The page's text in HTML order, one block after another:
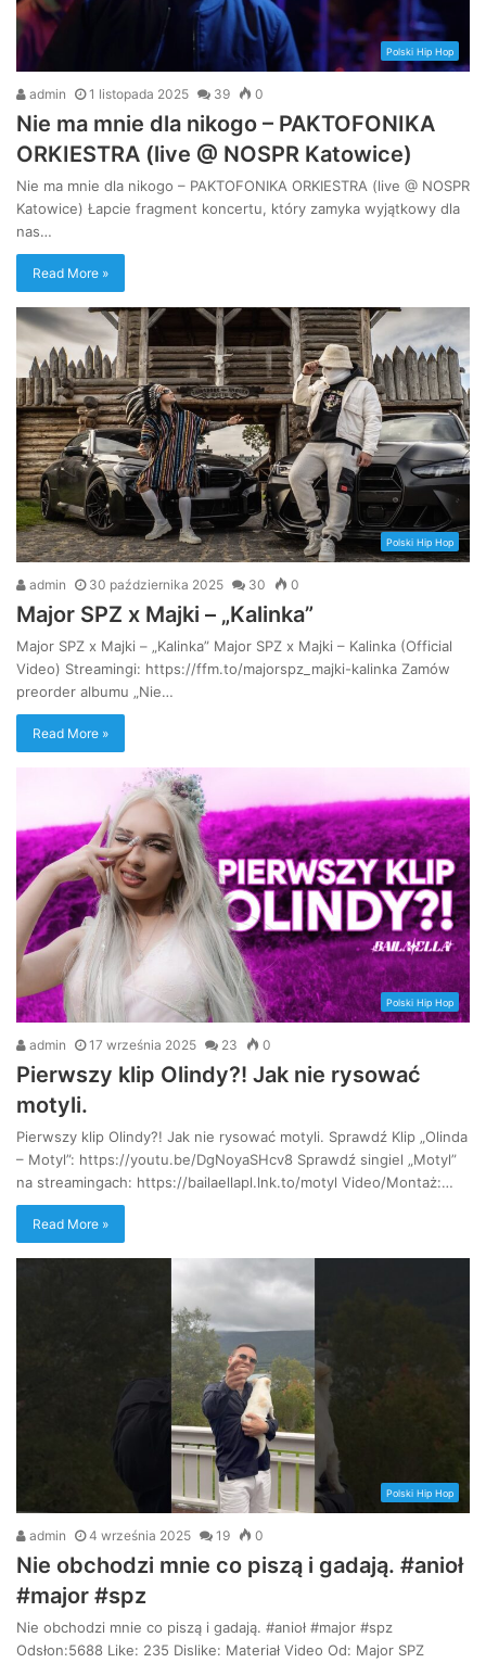
Polski Hip Hop
admin 1 listopada 2025 39 0
Nie ma mnie dla nikogo – PAKTOFONIKA
ORKIESTRA (live @ NOSPR Katowice)
Nie ma mnie dla nikogo – PAKTOFONIKA ORKIESTRA (live @ NOSPR
Katowice) Łapcie fragment koncertu, który zamyka wyjątkowy dla
nas…
Read More »
Polski Hip Hop
admin 30 października 2025 30 0
Major SPZ x Majki – „Kalinka”
Major SPZ x Majki – „Kalinka” Major SPZ x Majki – Kalinka (Official
Video) Streamingi: https://ffm.to/majorspz_majki-kalinka Zamów
preorder albumu „Nie…
Read More »
Polski Hip Hop
admin 17 września 2025 23 0
Pierwszy klip Olindy?! Jak nie rysować
motyli.
Pierwszy klip Olindy?! Jak nie rysować motyli. Sprawdź Klip „Olinda
– Motyl”: https://youtu.be/DgNoyaSHcv8 Sprawdź singiel „Motyl”
na streamingach: https://bailaellapl.lnk.to/motyl Video/Montaż:…
Read More »
Polski Hip Hop
admin 4 września 2025 19 0
Nie obchodzi mnie co piszą i gadają. #anioł
#major #spz
Nie obchodzi mnie co piszą i gadają. #anioł #major #spz
Odsłon:5688 Like: 235 Dislike: Materiał Video Od: Major SPZ